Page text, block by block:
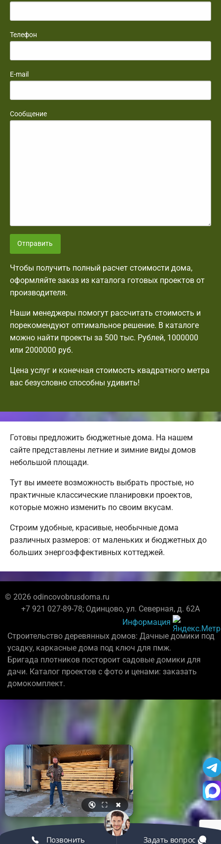
Телефон
E-mail
Сообщение
Отправить
Чтобы получить полный расчет стоимости дома,
оформляйте заказ из каталога готовых проектов от
производителя.
Наши менеджеры помогут рассчитать стоимость и
порекомендуют оптимальное решение. В каталоге
можно найти проекты за 500 тыс. Рублей, 1000000
или 2000000 руб.
Цена услуг и конечная стоимость квадратного метра
вас безусловно способны удивить!
Готовы предложить бюджетные дома. На нашем
сайте представлены летние и зимние виды домов
небольшой площади.
Тут вы имеете возможность выбрать простые, но
практичные классические планировки проектов,
которые можно изменить по своим вкусам.
Строим удобные, красивые, необычные дома
различных размеров: от маленьких и бюджетных до
больших энергоэффективных коттеджей.
© 2026 odincovobrusdoma.ru
+7 921 027-89-78; Одинцово, ул. Северная, д. 62А
Информация
Строительство деревянных домов: Дачные домики под
усадку, каркасные дома под ключ для пмж.
Бригада плотников постороит садовые домики для
дачи. Каталог проектов с фото и ценами: заказать
домокомплект.
🔇 ⛶ ✖
Позвонить Задать вопрос